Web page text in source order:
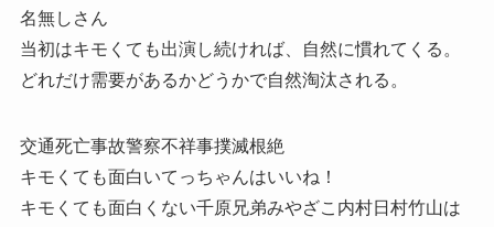
名無しさん
当初はキモくても出演し続ければ、自然に慣れてくる。
どれだけ需要があるかどうかで自然淘汰される。
交通死亡事故警察不祥事撲滅根絶
キモくても面白いてっちゃんはいいね！
キモくても面白くない千原兄弟みやざこ内村日村竹山は